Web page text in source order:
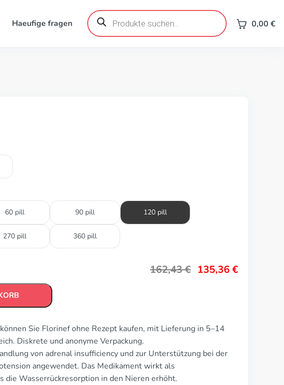
Haeufige fragen
Products
search 0,00 €
60 pill 90 pill 120 pill
270 pill 360 pill
162,43€ 135,36€
Sie Florinef ohne Rezept kaufen, mit Lieferung in 5–14
Diskrete und anonyme Verpackung.
von adrenal insufficiency und zur Unterstützung bei der
angewendet. Das Medikament wirkt als
die Wasserrückresorption in den Nieren erhöht.